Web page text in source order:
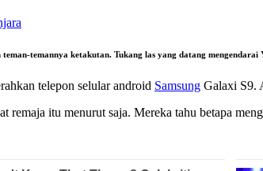
temannya ketakutan. Tukang las yang datang
telepon selular android Samsung Galaxi S9.
itu menurut saja. Mereka tahu betapa